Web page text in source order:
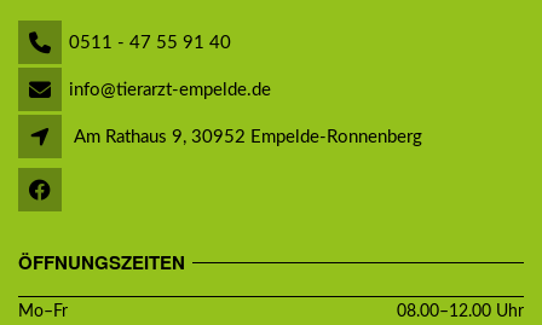
0511 - 47 55 91 40
info@tierarzt-empelde.de
Am Rathaus 9, 30952 Empelde-Ronnenberg
ÖFFNUNGSZEITEN
Mo–Fr 08.00–12.00 Uhr